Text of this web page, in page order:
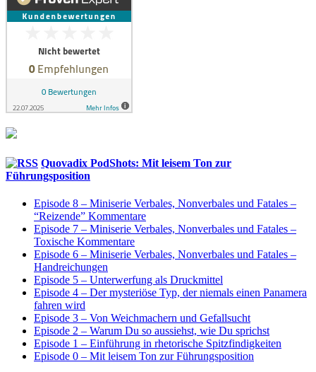
Quovadix PodShots: Mit leisem Ton zur
Führungsposition
Episode 8 – Miniserie Verbales, Nonverbales und Fatales –
“Reizende” Kommentare
Episode 7 – Miniserie Verbales, Nonverbales und Fatales –
Toxische Kommentare
Episode 6 – Miniserie Verbales, Nonverbales und Fatales –
Handreichungen
Episode 5 – Unterwerfung als Druckmittel
Episode 4 – Der mysteriöse Typ, der niemals einen Panamera
fahren wird
Episode 3 – Von Weichmachern und Gefallsucht
Episode 2 – Warum Du so aussiehst, wie Du sprichst
Episode 1 – Einführung in rhetorische Spitzfindigkeiten
Episode 0 – Mit leisem Ton zur Führungsposition